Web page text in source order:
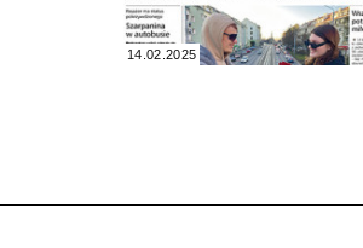
14.02.2025